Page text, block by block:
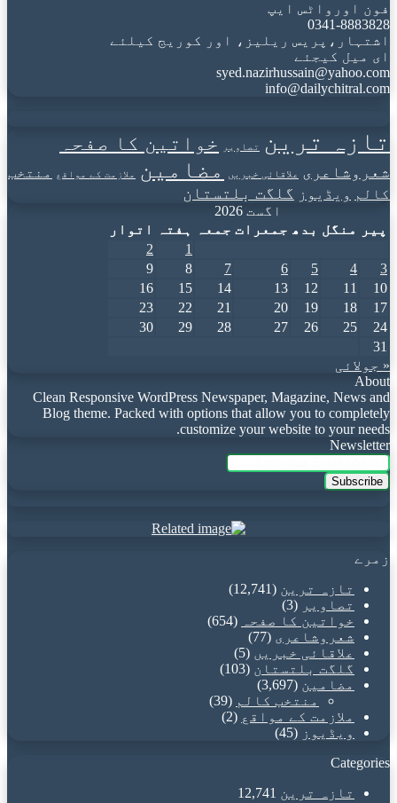
فون اورواٹس ایپ
0341-8883828
اشتہار،پریس ریلیز، اور کوریج کیلئے
ای میل کیجئے
syed.nazirhussain@yahoo.com
info@dailychitral.com
تازہ ترین تصاویر خواتین کا صفحہ
شعروشاعری علاقائی خبریں مضامین ملازمت کے مواقع
منتخب
کالم ویڈیوز گلگت بلتستان
اگست 2026
پیر
منگل بدھ جمعرات جمعہ ہفتہ
اتوار
1
2
3
4
5
6
7
8
9
10
11
12
13
14
15
16
17
18
19
20
21
22
23
24
25
26
27
28
29
30
31
« جولائی
About
Clean Responsive WordPress Newspaper, Magazine, News and
Blog theme. Packed with options that allow you to completely
customize your website to your needs.
Newsletter
Enter
your
Email
زمرے
تازہ ترین (12,741)
تصاویر (3)
خواتین کا صفحہ
(654)
شعروشاعری (77)
علاقائی خبریں (5)
گلگت بلتستان (103)
مضامین (3,697)
منتخب کالم (39)
ملازمت کے مواقع (2)
ویڈیوز (45)
Categories
تازہ ترین 12,741